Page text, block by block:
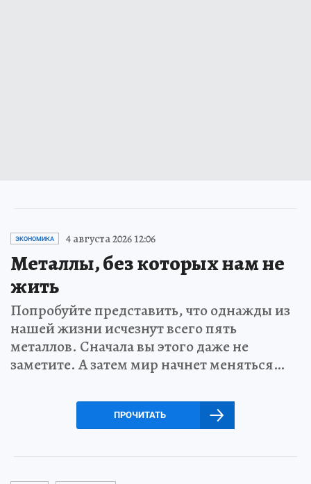
ЭКОНОМИКА 4 августа 2026 12:06
Металлы, без которых нам не
жить
Попробуйте представить, что однажды из
нашей жизни исчезнут всего пять
металлов. Сначала вы этого даже не
заметите. А затем мир начнет меняться…
ПРОЧИТАТЬ